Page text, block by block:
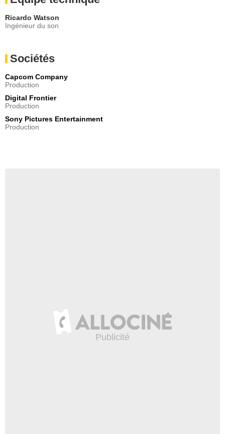
Ricardo Watson
Ingénieur du son
Sociétés
Capcom Company
Production
Digital Frontier
Production
Sony Pictures Entertainment
Production